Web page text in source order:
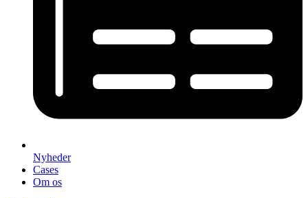
Nyheder
Cases
Om os